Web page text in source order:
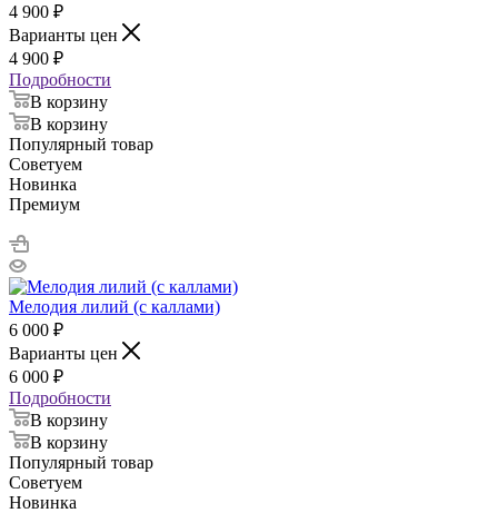
4 900 ₽
Варианты цен
4 900 ₽
Подробности
В корзину
В корзину
Популярный товар
Советуем
Новинка
Премиум
Мелодия лилий (с каллами)
6 000 ₽
Варианты цен
6 000 ₽
Подробности
В корзину
В корзину
Популярный товар
Советуем
Новинка